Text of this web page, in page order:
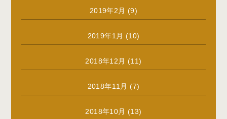
2019年2月 (9)
2019年1月 (10)
2018年12月 (11)
2018年11月 (7)
2018年10月 (13)